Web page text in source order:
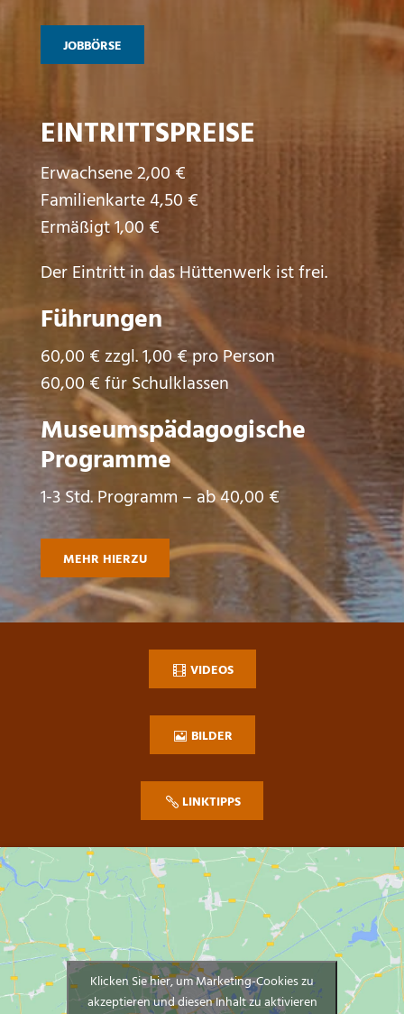
JOBBÖRSE
EINTRITTSPREISE
Erwachsene 2,00 €
Familienkarte 4,50 €
Ermäßigt 1,00 €
Der Eintritt in das Hüttenwerk ist frei.
Führungen
60,00 € zzgl. 1,00 € pro Person
60,00 € für Schulklassen
Museumspädagogische
Programme
1-3 Std. Programm – ab 40,00 €
MEHR HIERZU
VIDEOS
BILDER
LINKTIPPS
Klicken Sie hier, um Marketing-Cookies zu
akzeptieren und diesen Inhalt zu aktivieren